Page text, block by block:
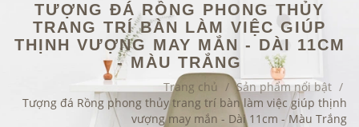
TƯỢNG ĐÁ RỒNG PHONG THỦY
TRANG TRÍ BÀN LÀM VIỆC GIÚP
THỊNH VƯỢNG MAY MẮN - DÀI 11CM
- MÀU TRẮNG
Trang chủ / Sản phẩm nổi bật /
Tượng đá Rồng phong thủy trang trí bàn làm việc giúp thịnh
vượng may mắn - Dài 11cm - Màu Trắng